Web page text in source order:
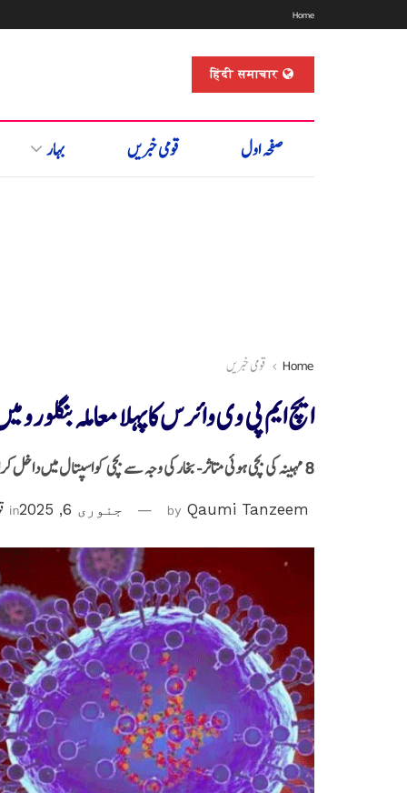
Home
हिंदी समाचार
صفحہ اول قومی خبریں بہار
Home قومی خبریں
ایچ ایم پی وی وائرس کا پہلا معاملہ
8 مہینہ کی بچی ہوئی متاثر- بخار کی وجہ سے بچی کواسپتال میں داخل کرایا گیا تھا
by Qaumi Tanzeem جنوری 6, 2025 in